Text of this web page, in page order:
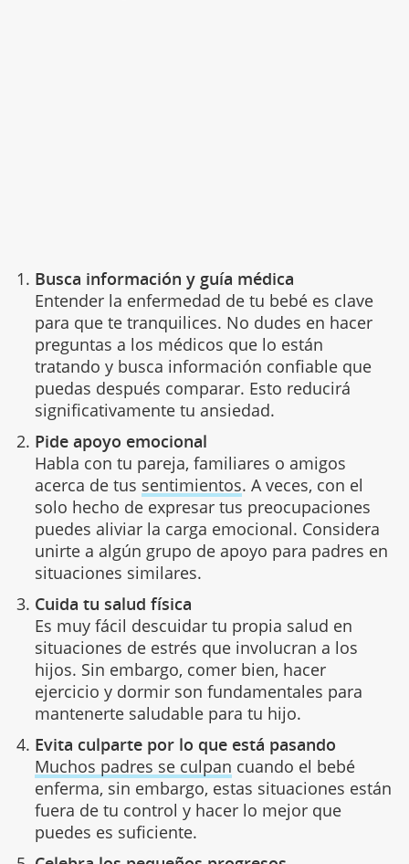
Busca información y guía médica
Entender la enfermedad de tu bebé es clave
para que te tranquilices. No dudes en hacer
preguntas a los médicos que lo están
tratando y busca información confiable que
puedas después comparar. Esto reducirá
significativamente tu ansiedad.
Pide apoyo emocional
Habla con tu pareja, familiares o amigos
acerca de tus sentimientos. A veces, con el
solo hecho de expresar tus preocupaciones
puedes aliviar la carga emocional. Considera
unirte a algún grupo de apoyo para padres en
situaciones similares.
Cuida tu salud física
Es muy fácil descuidar tu propia salud en
situaciones de estrés que involucran a los
hijos. Sin embargo, comer bien, hacer
ejercicio y dormir son fundamentales para
mantenerte saludable para tu hijo.
Evita culparte por lo que está pasando
Muchos padres se culpan cuando el bebé
enferma, sin embargo, estas situaciones están
fuera de tu control y hacer lo mejor que
puedes es suficiente.